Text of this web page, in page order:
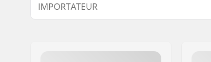
IMPORTATEUR